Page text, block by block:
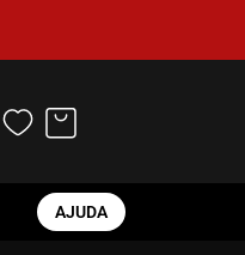
AJUDA